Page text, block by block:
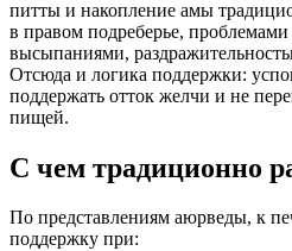
питты и накопление амы
в правом подреберье,
высыпаниями,
Отсюда и логика поддержки:
поддержать отток желчи и не
пищей.
С чем традиционно
По представлениям аюрведы, к
поддержку при: